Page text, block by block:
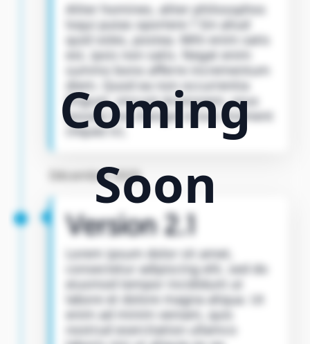
Aliter homines, aliter philosophos
loqui putas oportere ? Sin aliud
quid voles, postea. Mihi enim satis
est, ipsis non satis. Negat enim
summo bono afferre incrementum
diem. Quod ea non occurrentia
fingunt, vincunt Aristonem, vous
pouvez me changer à tout moment
cliquez ici,
Décembre 2025
Version 2.1
Lorem ipsum dolor sit amet,
consectetur adipiscing elit, sed do
eiusmod tempor incididunt ut
labore et dolore magna aliqua. Ut
enim ad minim veniam, quis
nostrud exercitation ullamco